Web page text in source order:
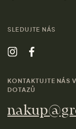
SLEDUJTE NÁS
KONTAKTUJTE NÁS
DOTAZŮ